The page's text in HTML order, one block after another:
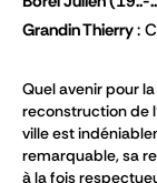
Grandin Thierry
Quel avenir pour
reconstruction de
ville est
remarquable, sa
à la fois